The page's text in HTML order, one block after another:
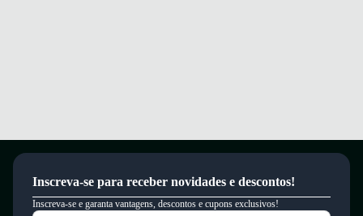
Inscreva-se para receber novidades e descontos!
Inscreva-se e garanta vantagens, descontos e cupons exclusivos!